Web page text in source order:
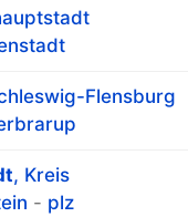
Flensburg
, Kreis
- plz